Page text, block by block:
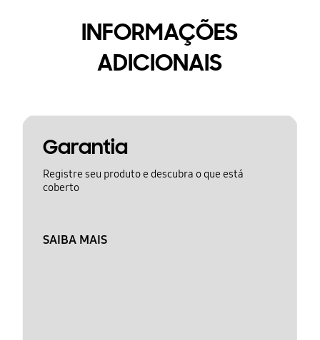
INFORMAÇÕES
ADICIONAIS
Garantia
Registre seu produto e descubra o que está
coberto
SAIBA MAIS